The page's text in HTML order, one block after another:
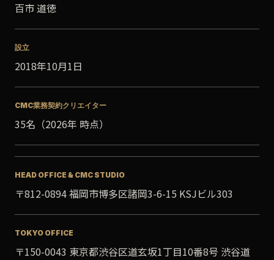
百市 道徳
設立
2018年10月1日
CMC業務契約クリエイター
35名（2026年 時点）
HEAD OFFICE & CMC STUDIO
〒812-0894 福岡市博多区諸岡3-6-15 KSJビル303
TOKYO OFFICE
〒150-0043 東京都渋谷区道玄坂1丁目10番8号 渋谷道